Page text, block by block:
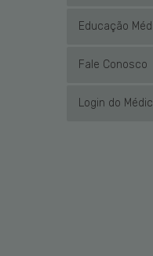
Educação
Fale Conosco
Login do